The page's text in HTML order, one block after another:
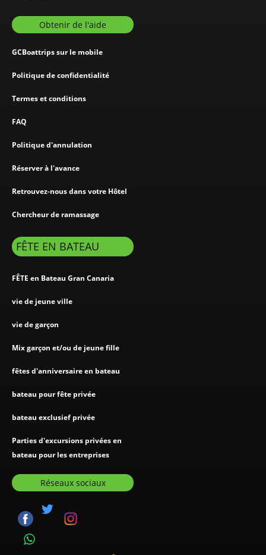
Obtenir de l'aide
GCBoattrips sur le mobile
Politique de confidentialité
Termes et conditions
FAQ
Politique d'annulation
Réserver à l'avance
Retrouvez-nous dans votre Hôtel
Chercheur de ramassage
FÊTE EN BATEAU
FÊTE en Bateau Gran Canaria
vie de jeune ville
vie de garçon
Mix garçon et/ou de jeune fille
fêtes d'anniversaire en bateau
bateau pour fête privée
bateau exclusief privée
Parties d'excursions privées en
bateau pour les entreprises
Réseaux sociaux